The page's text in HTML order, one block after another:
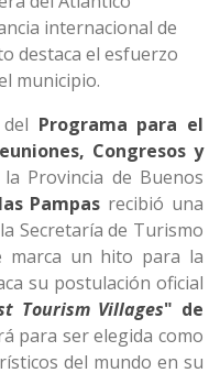
internacional de
destaca el esfuerzo
municipio.
Programa para el
Congresos y
Provincia de Buenos
Pampas recibió una
Secretaría de Turismo
marca un hito para la
su postulación oficial
Tourism Villages" de
para ser elegida como
del mundo en su